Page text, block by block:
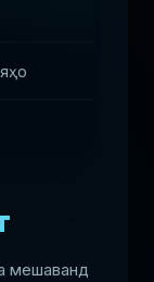
мешаванд